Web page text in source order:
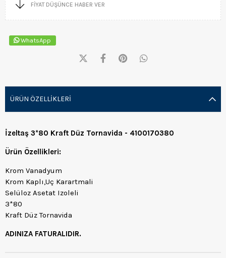
FIYAT DÜŞÜNCE HABER VER
WhatsApp
ÜRÜN ÖZELLIKLERI
İzeltaş 3*80 Kraft Düz Tornavida - 4100170380
Ürün Özellikleri:
Krom Vanadyum
Krom Kaplı,Uç Karartmali
Selüloz Asetat Izoleli
3*80
Kraft Düz Tornavida
ADINIZA FATURALIDIR.